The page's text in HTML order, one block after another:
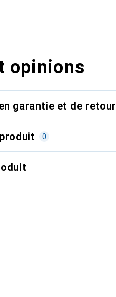
opinions
garantie et de retour
0